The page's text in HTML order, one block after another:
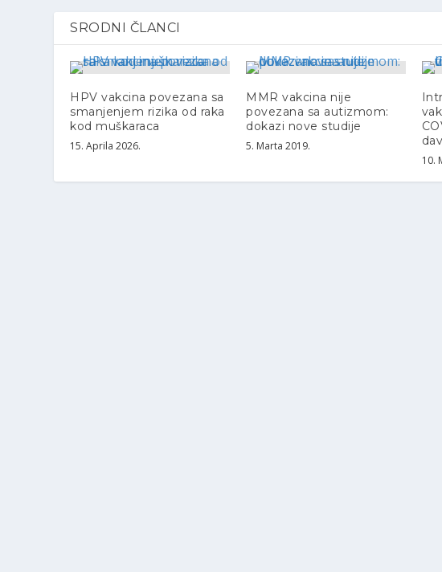
SRODNI ČLANCI
HPV vakcina povezana sa
smanjenjem rizika od raka
kod muškaraca
15. Aprila 2026.
MMR vakcina nije
povezana sa autizmom:
dokazi nove studije
5. Marta 2019.
10.